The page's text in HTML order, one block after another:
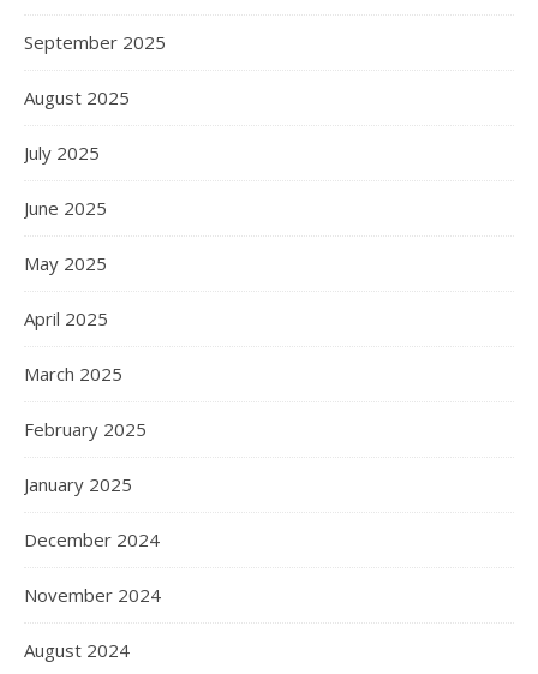
September 2025
August 2025
July 2025
June 2025
May 2025
April 2025
March 2025
February 2025
January 2025
December 2024
November 2024
August 2024